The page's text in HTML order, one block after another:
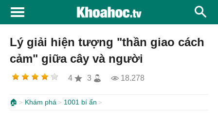
Lý giải hiện tượng "thần giao cách
cảm" giữa cây và người
4 3 18.278
🏠 Khám phá 1001 bí ẩn